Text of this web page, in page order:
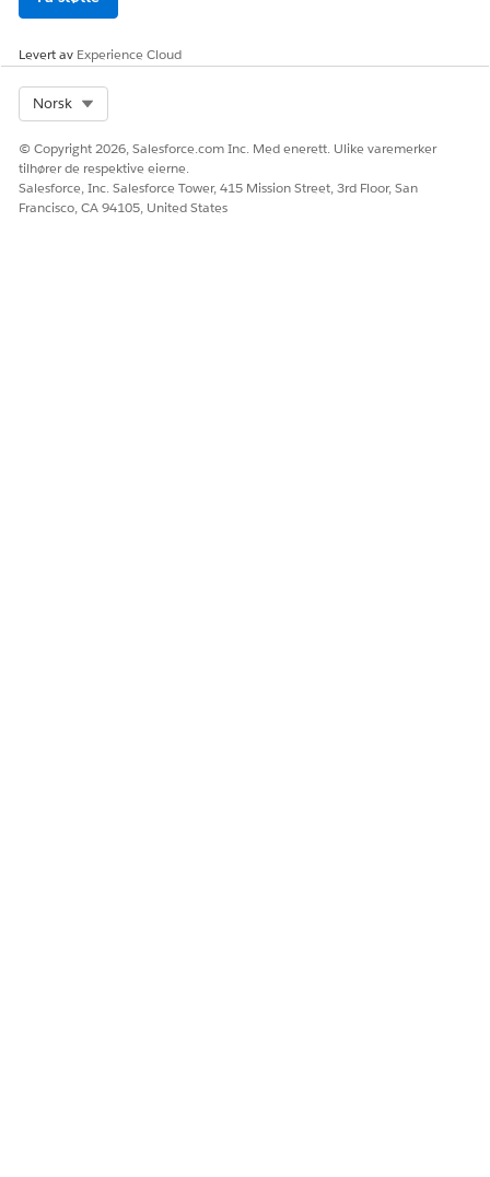
Levert av Experience Cloud
Norsk
© Copyright 2026, Salesforce.com Inc. Med enerett. Ulike varemerker
tilhører de respektive eierne.
Salesforce, Inc. Salesforce Tower, 415 Mission Street, 3rd Floor, San
Francisco, CA 94105, United States